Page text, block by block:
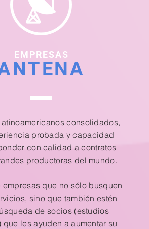
EMPRESAS
consolidados,
probada y capacidad
con calidad a contratos
productoras del mundo.
empresas que no sólo busquen
sino que también estén
de socios (estudios
que les ayuden a aumentar su